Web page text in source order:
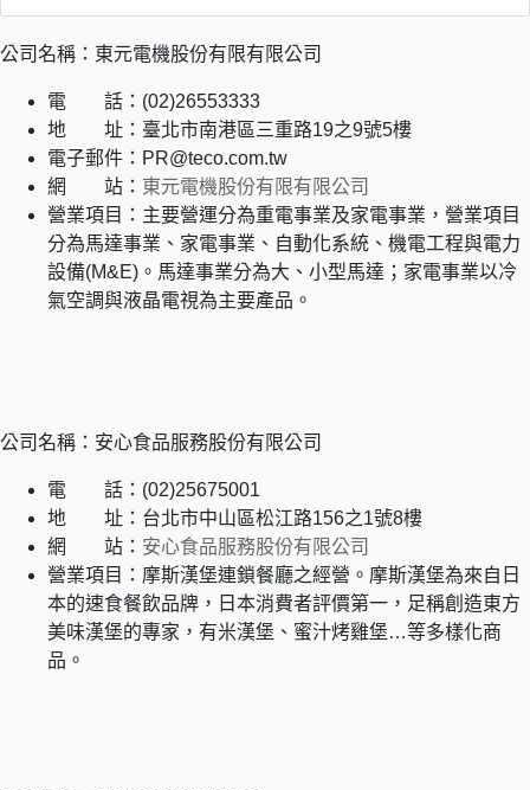
公司名稱：東元電機股份有限有限公司
電 話：(02)26553333
地 址：臺北市南港區三重路19之9號5樓
電子郵件：PR@teco.com.tw
網 站： 東元電機股份有限有限公司
營業項目：主要營運分為重電事業及家電事業，營業項目
分為馬達事業、家電事業、自動化系統、機電工程與電力
設備(M&E)。馬達事業分為大、小型馬達；家電事業以冷
氣空調與液晶電視為主要產品。
公司名稱：安心食品服務股份有限公司
電 話：(02)25675001
地 址：台北市中山區松江路156之1號8樓
網 站： 安心食品服務股份有限公司
營業項目：摩斯漢堡連鎖餐廳之經營。摩斯漢堡為來自日
本的速食餐飲品牌，日本消費者評價第一，足稱創造東方
美味漢堡的專家，有米漢堡、蜜汁烤雞堡…等多樣化商
品。